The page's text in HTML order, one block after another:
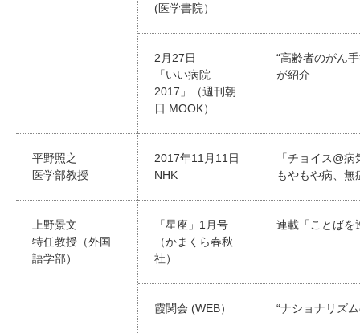
(医学書院）
2月27日
「いい病院
2017」（週刊朝
日 MOOK）
“高齢者のがん
が紹介
平野照之
医学部教授
2017年11月11日
NHK
「チョイス@
もやもや病、
上野景文
特任教授（外国
語学部）
「星座」1月号
（かまくら春秋
社）
連載「ことばを
霞関会 (WEB） “ナショナリズ